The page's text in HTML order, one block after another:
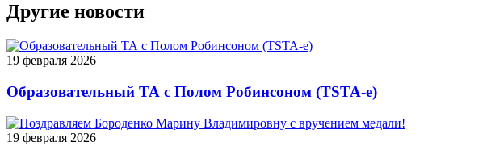
Другие новости
19 февраля 2026
Образовательный ТА с Полом Робинсоном (TSTA-e)
19 февраля 2026